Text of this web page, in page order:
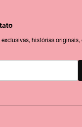
exclusivas, histórias